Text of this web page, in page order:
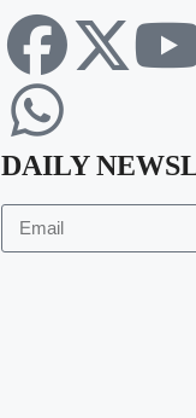
DAILY